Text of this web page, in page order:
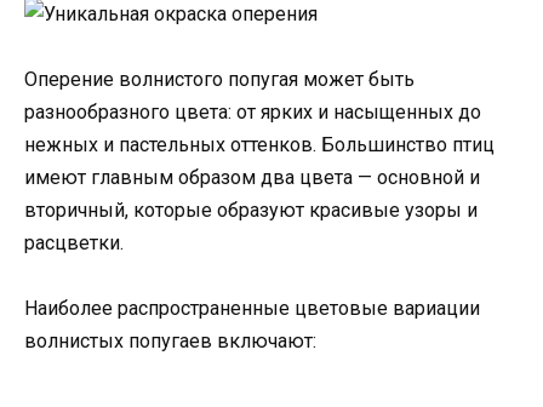
Оперение волнистого попугая может быть
разнообразного цвета: от ярких и насыщенных до
нежных и пастельных оттенков. Большинство птиц
имеют главным образом два цвета — основной и
вторичный, которые образуют красивые узоры и
расцветки.
Наиболее распространенные цветовые вариации
волнистых попугаев включают: